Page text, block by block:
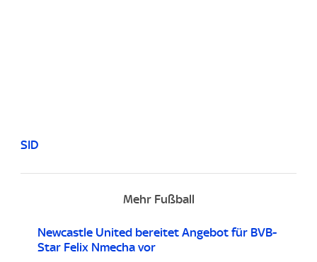
SID
Mehr Fußball
Newcastle United bereitet Angebot für BVB-
Star Felix Nmecha vor